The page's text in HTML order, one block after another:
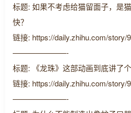
标题: 如果不考虑给猫留面子，是
快？
链接: https://daily.zhihu.com/story/
———————-
标题: 《龙珠》这部动画到底讲了
链接: https://daily.zhihu.com/story/
———————-